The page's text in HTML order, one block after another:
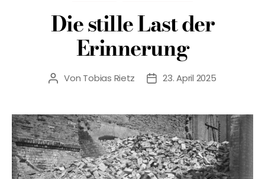
Die stille Last der
Erinnerung
Beitragsautor
Von Tobias Rietz Veröffentlichungsdatum
23. April 2025